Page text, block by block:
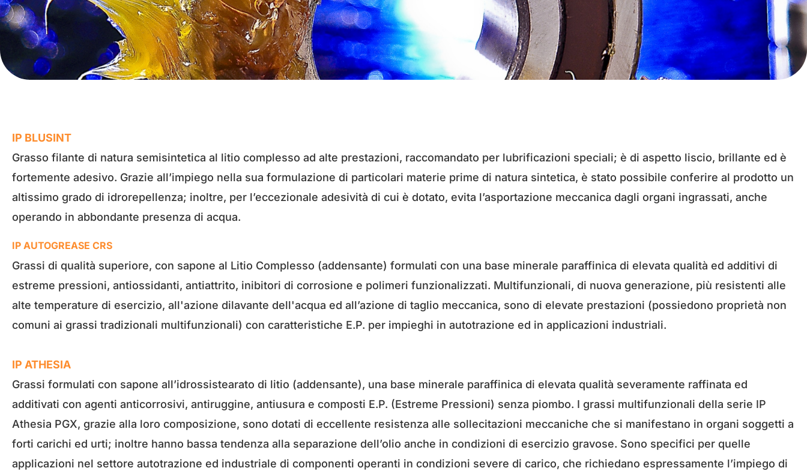
IP BLUSINT
Grasso filante di natura semisintetica al litio complesso ad alte prestazioni, raccomandato per lubrificazioni speciali; è di aspetto liscio, brillante ed è
fortemente adesivo. Grazie all’impiego nella sua formulazione di particolari materie prime di natura sintetica, è stato possibile conferire al prodotto un
altissimo grado di idrorepellenza; inoltre, per l’eccezionale adesività di cui è dotato, evita l’asportazione meccanica dagli organi ingrassati, anche
operando in abbondante presenza di acqua.
IP AUTOGREASE CRS
Grassi di qualità superiore, con sapone al Litio Complesso (addensante) formulati con una base minerale paraffinica di elevata qualità ed additivi di
estreme pressioni, antiossidanti, antiattrito, inibitori di corrosione e polimeri funzionalizzati. Multifunzionali, di nuova generazione, più resistenti alle
alte temperature di esercizio, all'azione dilavante dell'acqua ed all’azione di taglio meccanica, sono di elevate prestazioni (possiedono proprietà non
comuni ai grassi tradizionali multifunzionali) con caratteristiche E.P. per impieghi in autotrazione ed in applicazioni industriali.
IP ATHESIA
Grassi formulati con sapone all’idrossistearato di litio (addensante), una base minerale paraffinica di elevata qualità severamente raffinata ed
additivati con agenti anticorrosivi, antiruggine, antiusura e composti E.P. (Estreme Pressioni) senza piombo. I grassi multifunzionali della serie IP
Athesia PGX, grazie alla loro composizione, sono dotati di eccellente resistenza alle sollecitazioni meccaniche che si manifestano in organi soggetti a
forti carichi ed urti; inoltre hanno bassa tendenza alla separazione dell’olio anche in condizioni di esercizio gravose. Sono specifici per quelle
applicazioni nel settore autotrazione ed industriale di componenti operanti in condizioni severe di carico, che richiedano espressamente l’impiego di